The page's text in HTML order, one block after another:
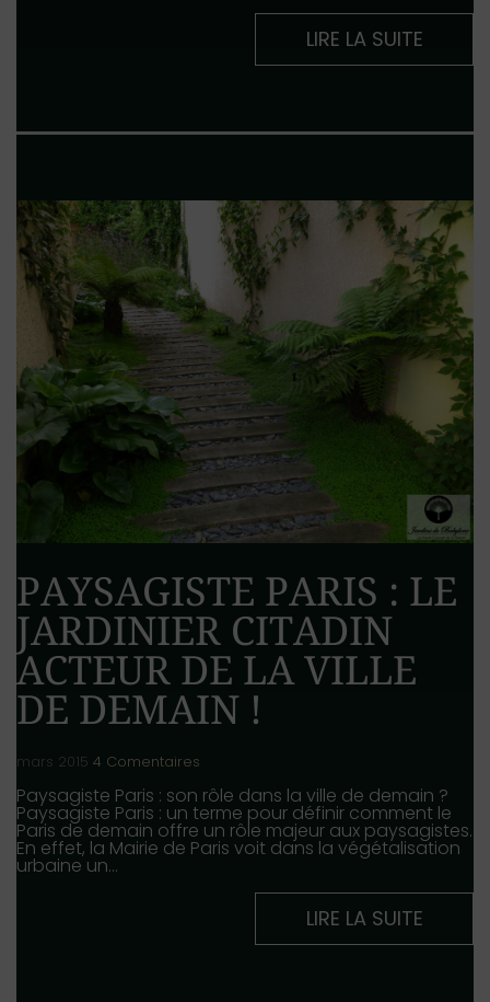
LIRE LA SUITE
PAYSAGISTE PARIS : LE
JARDINIER CITADIN
ACTEUR DE LA VILLE
DE DEMAIN !
mars 2015 4 Comentaires
Paysagiste Paris : son rôle dans la ville de demain ?
Paysagiste Paris : un terme pour définir comment le
Paris de demain offre un rôle majeur aux paysagistes.
En effet, la Mairie de Paris voit dans la végétalisation
urbaine un…
LIRE LA SUITE